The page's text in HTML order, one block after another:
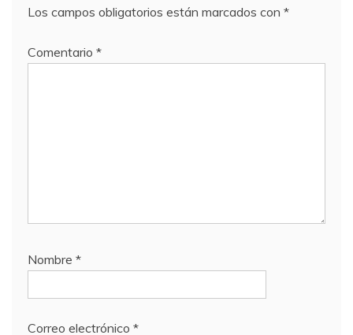
Los campos obligatorios están marcados con *
Comentario *
Nombre *
Correo electrónico *